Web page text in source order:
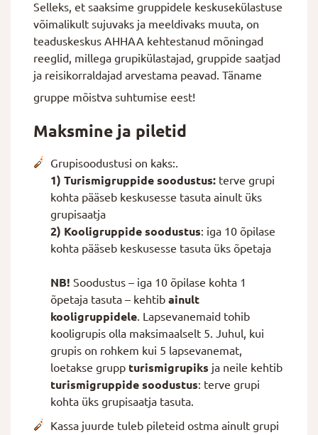
Selleks, et saaksime gruppidele keskusekülastuse
võimalikult sujuvaks ja meeldivaks muuta, on
teaduskeskus AHHAA kehtestanud mõningad
reeglid, millega grupikülastajad, gruppide saatjad
ja reisikorraldajad arvestama peavad. Täname
gruppe mõistva suhtumise eest!
Maksmine ja piletid
Grupisoodustusi on kaks:.
1) Turismigruppide soodustus: terve grupi
kohta pääseb keskusesse tasuta ainult üks
grupisaatja
2) Kooligruppide soodustus: iga 10 õpilase
kohta pääseb keskusesse tasuta üks õpetaja
NB! Soodustus – iga 10 õpilase kohta 1
õpetaja tasuta – kehtib ainult
kooligruppidele. Lapsevanemaid tohib
kooligrupis olla maksimaalselt 5. Juhul, kui
grupis on rohkem kui 5 lapsevanemat,
loetakse grupp turismigrupiks ja neile kehtib
turismigruppide soodustus: terve grupi
kohta üks grupisaatja tasuta.
Kassa juurde tuleb pileteid ostma ainult grupi